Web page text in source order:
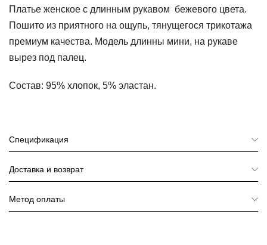
Туники и
Шорты
Платье женское с длинным рукавом бежевого цвета.
Пошито из приятного на ощупь, тянущегося трикотажа
премиум качества. Модель длинны мини, на рукаве
вырез под палец.
Состав: 95% хлопок, 5% эластан.
Спецификация
Доставка и возврат
Метод оплаты